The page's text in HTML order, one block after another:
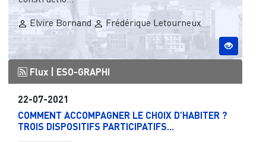
Elvire Bornand
Frédérique Letourneux
Flux | ESO-GRAPHI
22-07-2021
COMMENT ACCOMPAGNER LE CHOIX D’HABITER ?
TROIS DISPOSITIFS PARTICIPATIFS...